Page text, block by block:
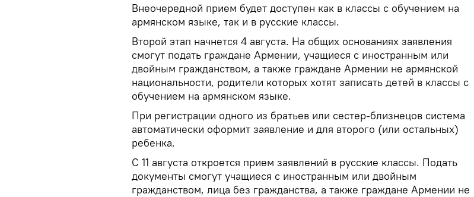
Внеочередной прием будет доступен как в классы с обучением на
армянском языке, так и в русские классы.
Второй этап начнется 4 августа. На общих основаниях заявления
смогут подать граждане Армении, учащиеся с иностранным или
двойным гражданством, а также граждане Армении не армянской
национальности, родители которых хотят записать детей в классы с
обучением на армянском языке.
При регистрации одного из братьев или сестер-близнецов система
автоматически оформит заявление и для второго (или остальных)
ребенка.
С 11 августа откроется прием заявлений в русские классы. Подать
документы смогут учащиеся с иностранным или двойным
гражданством, лица без гражданства, а также граждане Армении не